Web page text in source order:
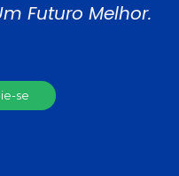
Futuro Melhor.
se